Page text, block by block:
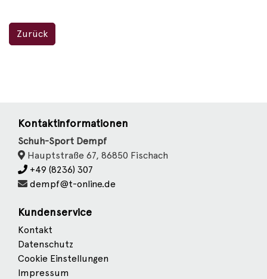
Zurück
Kontaktinformationen
Schuh-Sport Dempf
Hauptstraße 67, 86850 Fischach
+49 (8236) 307
dempf@t-online.de
Kundenservice
Kontakt
Datenschutz
Cookie Einstellungen
Impressum